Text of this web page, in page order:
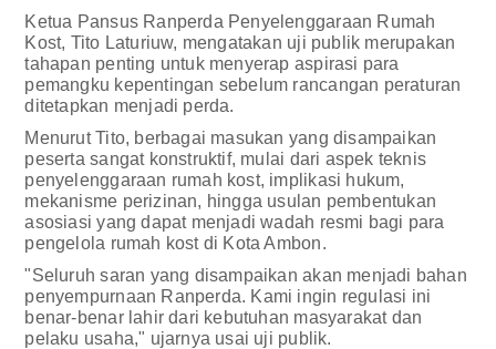
Ketua Pansus Ranperda Penyelenggaraan Rumah
Kost, Tito Laturiuw, mengatakan uji publik merupakan
tahapan penting untuk menyerap aspirasi para
pemangku kepentingan sebelum rancangan peraturan
ditetapkan menjadi perda.
Menurut Tito, berbagai masukan yang disampaikan
peserta sangat konstruktif, mulai dari aspek teknis
penyelenggaraan rumah kost, implikasi hukum,
mekanisme perizinan, hingga usulan pembentukan
asosiasi yang dapat menjadi wadah resmi bagi para
pengelola rumah kost di Kota Ambon.
"Seluruh saran yang disampaikan akan menjadi bahan
penyempurnaan Ranperda. Kami ingin regulasi ini
benar-benar lahir dari kebutuhan masyarakat dan
pelaku usaha," ujarnya usai uji publik.